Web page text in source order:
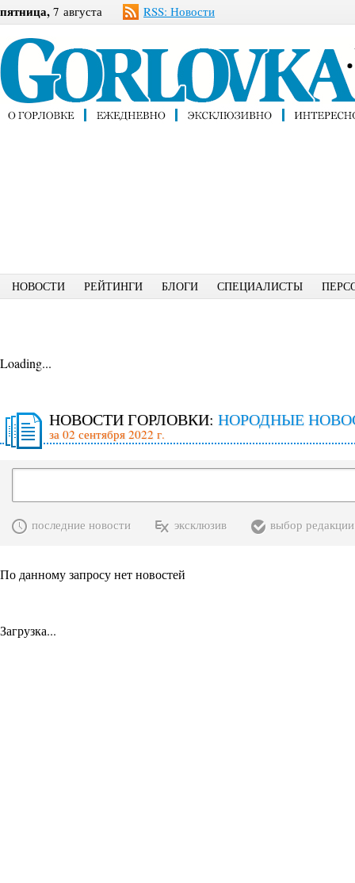
пятница, 7 августа RSS: Новости
НОВОСТИ РЕЙТИНГИ БЛОГИ СПЕЦИАЛИСТЫ
Loading...
НОВОСТИ ГОРЛОВКИ: НОРОДНЫЕ
за 02 сентября 2022 г.
последние новости эксклюзив выбор редакции
По данному запросу нет новостей
Загрузка...